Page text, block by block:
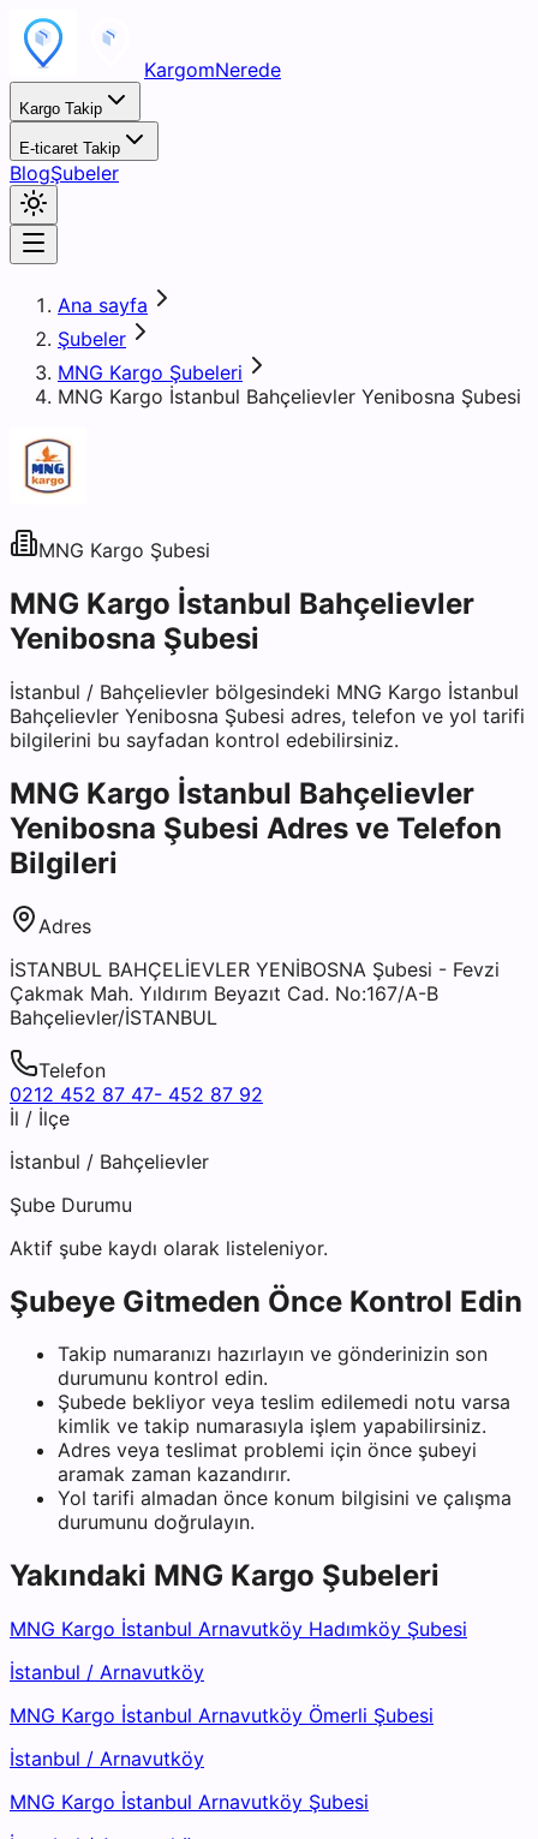
KargomNerede
Kargo Takip
E-ticaret Takip
BlogŞubeler
Ana sayfa
Şubeler
MNG Kargo Şubeleri
MNG Kargo İstanbul Bahçelievler Yenibosna Şubesi
MNG Kargo Şubesi
MNG Kargo İstanbul Bahçelievler
Yenibosna Şubesi
İstanbul / Bahçelievler bölgesindeki MNG Kargo İstanbul
Bahçelievler Yenibosna Şubesi adres, telefon ve yol tarifi
bilgilerini bu sayfadan kontrol edebilirsiniz.
MNG Kargo İstanbul Bahçelievler
Yenibosna Şubesi Adres ve Telefon
Bilgileri
Adres
İSTANBUL BAHÇELİEVLER YENİBOSNA Şubesi - Fevzi
Çakmak Mah. Yıldırım Beyazıt Cad. No:167/A-B
Bahçelievler/İSTANBUL
Telefon
0212 452 87 47- 452 87 92
İl / İlçe
İstanbul / Bahçelievler
Şube Durumu
Aktif şube kaydı olarak listeleniyor.
Şubeye Gitmeden Önce Kontrol Edin
Takip numaranızı hazırlayın ve gönderinizin son
durumunu kontrol edin.
Şubede bekliyor veya teslim edilemedi notu varsa
kimlik ve takip numarasıyla işlem yapabilirsiniz.
Adres veya teslimat problemi için önce şubeyi
aramak zaman kazandırır.
Yol tarifi almadan önce konum bilgisini ve çalışma
durumunu doğrulayın.
Yakındaki MNG Kargo Şubeleri
MNG Kargo İstanbul Arnavutköy Hadımköy Şubesi
İstanbul / Arnavutköy
MNG Kargo İstanbul Arnavutköy Ömerli Şubesi
İstanbul / Arnavutköy
MNG Kargo İstanbul Arnavutköy Şubesi